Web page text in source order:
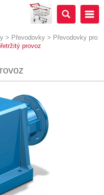
> Převodovky > Převodovky pro
provoz